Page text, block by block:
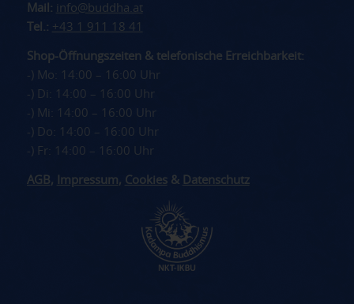
Mail: info@buddha.at
Tel.: +43 1 911 18 41
Shop-Öffnungszeiten & telefonische Erreichbarkeit:
-) Mo: 14:00 – 16:00 Uhr
-) Di: 14:00 – 16:00 Uhr
-) Mi: 14:00 – 16:00 Uhr
-) Do: 14:00 – 16:00 Uhr
-) Fr: 14:00 – 16:00 Uhr
AGB , Impressum, Cookies& Datenschutz